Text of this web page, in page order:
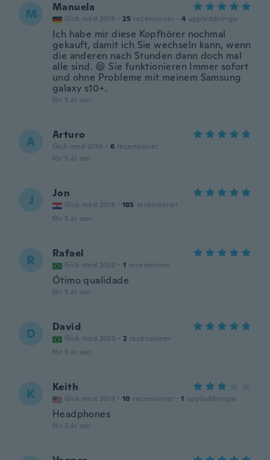
M Manuela
Gick med 2018 · 25 recensioner · 4 uppladdningar
Ich habe mir diese Kopfhörer nochmal
gekauft, damit ich Sie wechseln kann, wenn
die anderen nach Stunden dann doch mal
alle sind. 😆 Sie funktionieren Immer sofort
und ohne Probleme mit meinem Samsung
galaxy s10+.
för 5 år sen
A Arturo
Gick med 2016 · 6 recensioner
för 5 år sen
J Jon
Gick med 2018 · 185 recensioner
för 5 år sen
R Rafael
Gick med 2020 · 1 recensioner
Ótimo qualidade
för 5 år sen
D David
Gick med 2020 · 2 recensioner
för 5 år sen
K Keith
Gick med 2019 · 10 recensioner · 1 uppladdningar
Headphones
för 5 år sen